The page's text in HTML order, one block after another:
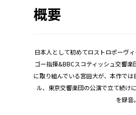
概要
日本人として初めてロストロポーヴ
ゴー指揮&BBCスコティッシュ交響
に取り組んでいる宮田大が、本作で
ル、東京交響楽団の公演で立て続け
を録音